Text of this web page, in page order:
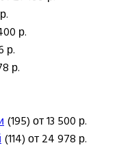
р.
р.
р.
(195) от 13 500 р.
(114) от 24 978 р.